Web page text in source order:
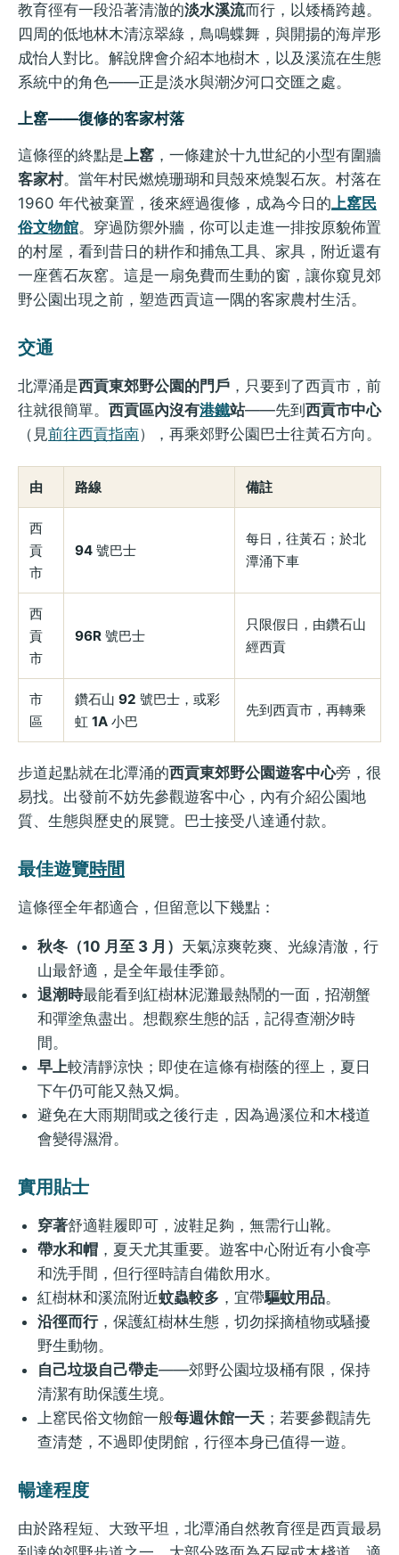
教育徑有一段沿著清澈的淡水溪流而行，以矮橋跨越。
四周的低地林木清涼翠綠，鳥鳴蝶舞，與開揚的海岸形
成怡人對比。解說牌會介紹本地樹木，以及溪流在生態
系統中的角色——正是淡水與潮汐河口交匯之處。
上窰——復修的客家村落
這條徑的終點是上窰 ，一條建於十九世紀的小型有圍牆
客家村。當年村民燃燒珊瑚和貝殼來燒製石灰。村落在
1960 年代被棄置，後來經過復修，成為今日的上窰民
俗文物館。穿過防禦外牆，你可以走進一排按原貌佈置
的村屋，看到昔日的耕作和捕魚工具、家具，附近還有
一座舊石灰窰。這是一扇免費而生動的窗，讓你窺見郊
野公園出現之前，塑造西貢這一隅的客家農村生活。
交通
北潭涌是西貢東郊野公園的門戶 ，只要到了西貢市，前
往就很簡單。 西貢區內沒有港鐵站——先到 西貢市中心
（見前往西貢指南），再乘郊野公園巴士往黃石方向。
由 路線 備註
西
貢
市
94 號巴士
每日，往黃石；於北
潭涌下車
西
貢
市
96R 號巴士
只限假日，由鑽石山
經西貢
市
區
鑽石山 92 號巴士，或彩
虹 1A 小巴
先到西貢市，再轉乘
步道起點就在北潭涌的西貢東郊野公園遊客中心旁，很
易找。出發前不妨先參觀遊客中心，內有介紹公園地
質、生態與歷史的展覽。巴士接受八達通付款。
最佳遊覽時間
這條徑全年都適合，但留意以下幾點：
秋冬（10 月至 3 月） 天氣涼爽乾爽、光線清澈，行
山最舒適，是全年最佳季節。
退潮時最能看到紅樹林泥灘最熱鬧的一面，招潮蟹
和彈塗魚盡出。想觀察生態的話，記得查潮汐時
間。
早上較清靜涼快；即使在這條有樹蔭的徑上，夏日
下午仍可能又熱又焗。
避免在大雨期間或之後行走，因為過溪位和木棧道
會變得濕滑。
實用貼士
穿著舒適鞋履即可，波鞋足夠，無需行山靴。
帶水和帽 ，夏天尤其重要。遊客中心附近有小食亭
和洗手間，但行徑時請自備飲用水。
紅樹林和溪流附近蚊蟲較多 ，宜帶驅蚊用品。
沿徑而行，保護紅樹林生態，切勿採摘植物或騷擾
野生動物。
自己垃圾自己帶走——郊野公園垃圾桶有限，保持
清潔有助保護生境。
上窰民俗文物館一般每週休館一天 ；若要參觀請先
查清楚，不過即使閉館，行徑本身已值得一遊。
暢達程度
由於路程短、大致平坦，北潭涌自然教育徑是西貢最易